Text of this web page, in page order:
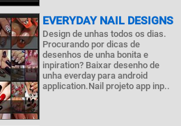
EVERYDAY NAIL DESIGNS
Design de unhas todos os dias.
Procurando por dicas de
desenhos de unha bonita e
inpiration? Baixar desenho de
unha everday para android
application.Nail projeto app inp..